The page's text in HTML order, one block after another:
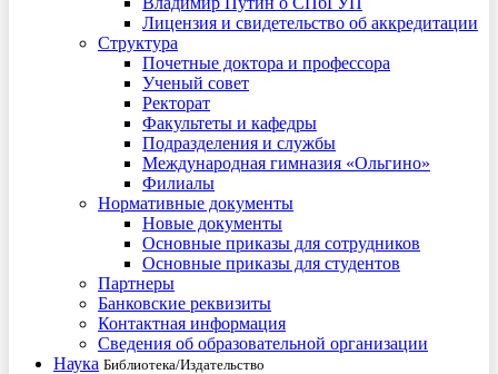
Лицензия и свидетельство об аккредитации
Структура
Почетные доктора и профессора
Ученый совет
Ректорат
Факультеты и кафедры
Подразделения и службы
Международная гимназия «Ольгино»
Филиалы
Нормативные документы
Новые документы
Основные приказы для сотрудников
Основные приказы для студентов
Партнеры
Банковские реквизиты
Контактная информация
Сведения об образовательной организации
Наука Библиотека/Издательство